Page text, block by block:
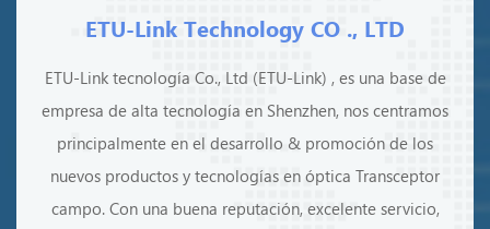
ETU-Link Technology CO ., LTD
ETU-Link tecnología Co., Ltd (ETU-Link) , es una base de
empresa de alta tecnología en Shenzhen, nos centramos
principalmente en el desarrollo & promoción de los
nuevos productos y tecnologías en óptica Transceptor
campo. Con una buena reputación, excelente servicio,